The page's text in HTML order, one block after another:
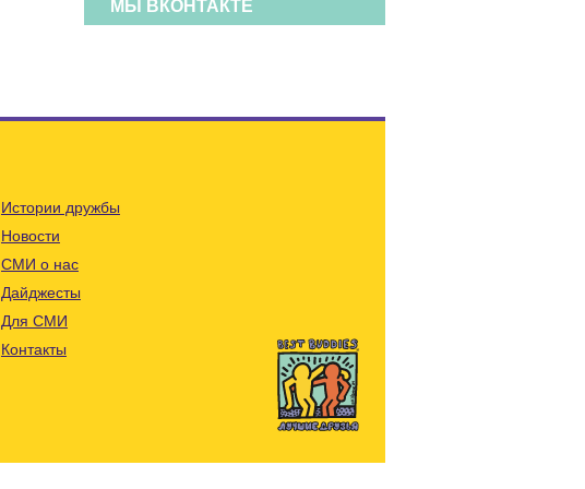
МЫ ВКОНТАКТЕ
Истории дружбы
Новости
СМИ о нас
Дайджесты
Для СМИ
Контакты